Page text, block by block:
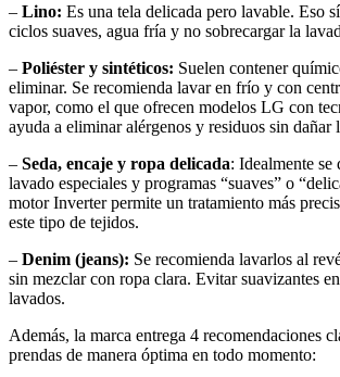
– Lino: Es una tela delicada pero lavable. Eso
ciclos suaves, agua fría y no sobrecargar la
– Poliéster y sintéticos: Suelen contener
eliminar. Se recomienda lavar en frío y con
vapor, como el que ofrecen modelos LG con
ayuda a eliminar alérgenos y residuos sin dañar
– Seda, encaje y ropa delicada: Idealmente se
lavado especiales y programas “suaves” o
motor Inverter permite un tratamiento más
este tipo de tejidos.
– Denim (jeans): Se recomienda lavarlos al
sin mezclar con ropa clara. Evitar suavizantes
lavados.
Además, la marca entrega 4 recomendaciones
prendas de manera óptima en todo momento: